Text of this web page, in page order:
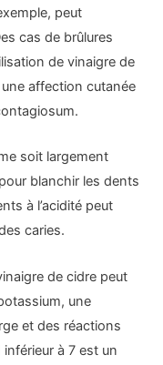
peut
cas de brûlures
de vinaigre de
affection cutanée
soit largement
blanchir les dents
à l’acidité peut
caries.
de cidre peut
une
et des réactions
inférieur à 7 est un